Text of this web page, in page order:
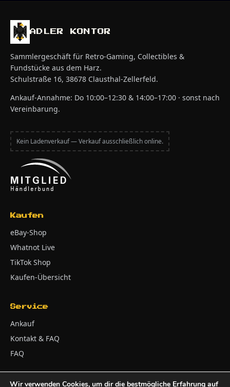
ADLER KONTOR
Sammlergeschäft für Retro-Gaming, Collectibles &
Fundstücke aus dem Harz.
Schulstraße 16, 38678 Clausthal-Zellerfeld.
Ankauf-Annahme: Do 10:00–12:30 & 14:00–17:00 · sonst nach
Vereinbarung.
Kein Ladenverkauf — Verkauf ausschließlich online.
Kaufen
eBay-Shop
Whatnot Live
TikTok Shop
Kaufen-Übersicht
Service
Ankauf
Kontakt & FAQ
FAQ
Wir verwenden Cookies, um dir die bestmögliche Erfahrung auf